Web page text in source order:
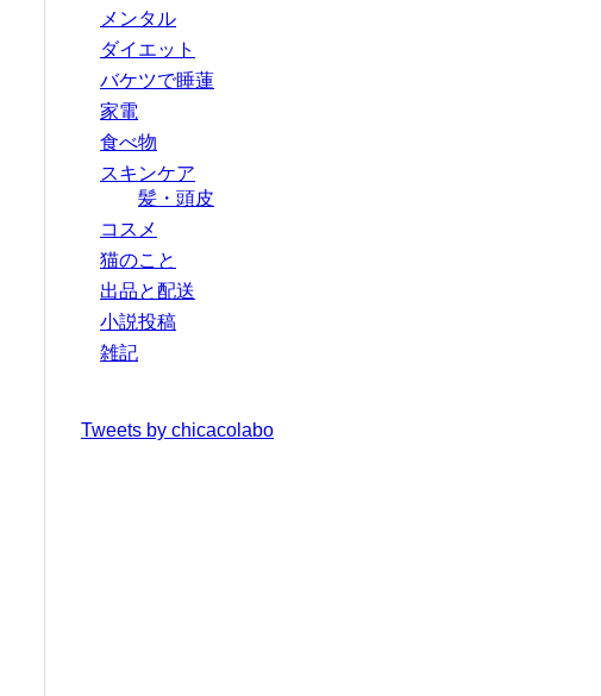
メンタル
ダイエット
バケツで睡蓮
家電
食べ物
スキンケア
髪・頭皮
コスメ
猫のこと
出品と配送
小説投稿
雑記
Tweets by chicacolabo